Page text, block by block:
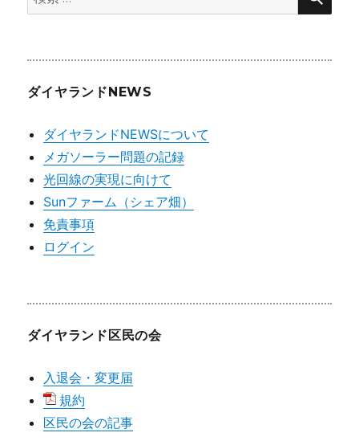
索:
ダイヤランドNEWS
ダイヤランドNEWSについて
メガソーラー問題の記録
光回線の実現に向けて
Sunファーム（シェア畑）
免責事項
ログイン
ダイヤランド区民の会
入退会・変更届
規約
区民の会の記事